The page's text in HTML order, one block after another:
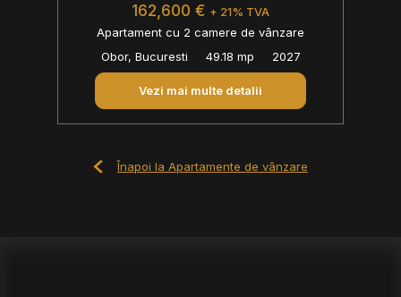
162,600 € + 21% TVA
Apartament cu 2 camere de vânzare
Obor, Bucuresti
49.18 mp 2027
Vezi mai multe detalii
Înapoi la Apartamente de vânzare